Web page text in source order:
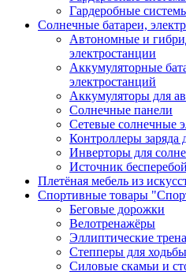
Гардеробные
Солнечные батареи,
Автономные и
электростанции
Аккумуляторные
электростанций
Аккумуляторы для
Солнечные панели
Сетевые солнечные
Контроллеры заряда
Инверторы для
Источник
Плетёная мебель из
Спортивные товары
Беговые дорожки
Велотренажёры
Эллиптические
Степперы для ходьбы
Силовые скамьи и